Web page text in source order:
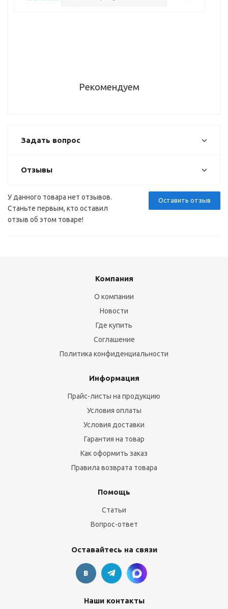
Рекомендуем
Задать вопрос
Отзывы
Оставить отзыв
У данного товара нет отзывов.
Станьте первым, кто оставил
отзыв об этом товаре!
Компания
О компании
Новости
Где купить
Соглашение
Политика конфиденциальности
Информация
Прайс-листы на продукцию
Условия оплаты
Условия доставки
Гарантия на товар
Как оформить заказ
Правила возврата товара
Помощь
Статьи
Вопрос-ответ
Оставайтесь на связи
Наши контакты